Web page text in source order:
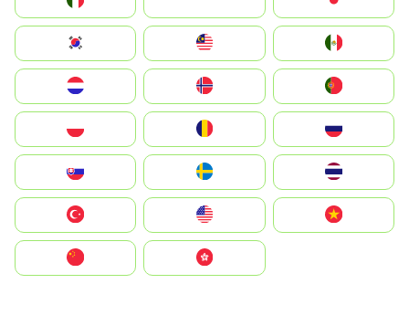
South Korea
United States
中國香港特別行政區